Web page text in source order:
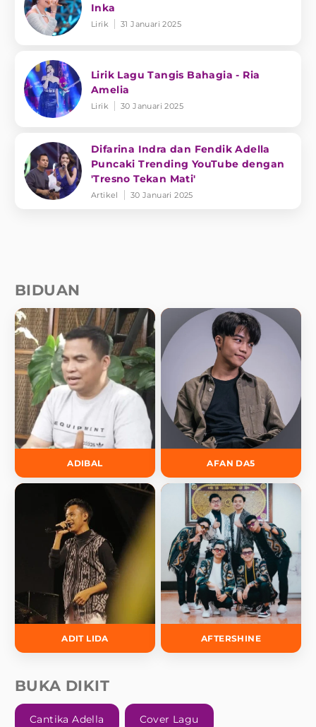
Inka
Lirik 31 Januari 2025
Lirik Lagu Tangis Bahagia - Ria
Amelia
Lirik 30 Januari 2025
Difarina Indra dan Fendik Adella
Puncaki Trending YouTube dengan
'Tresno Tekan Mati'
Artikel 30 Januari 2025
BIDUAN
ADIBAL AFAN DA5
ADIT LIDA AFTERSHINE
BUKA DIKIT
Cantika Adella Cover Lagu